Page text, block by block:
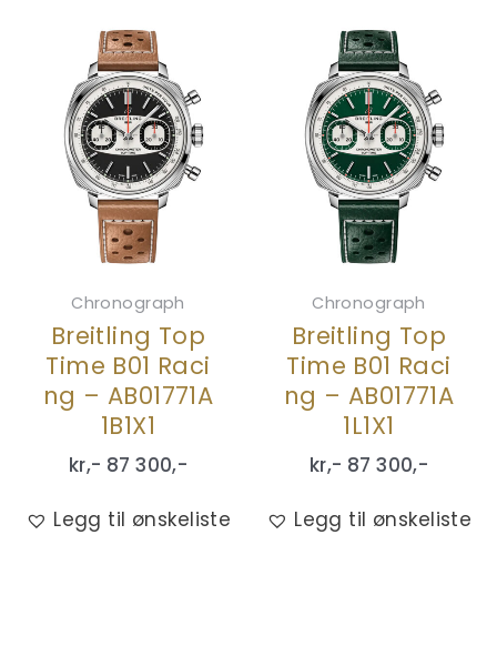
Chronograph
Breitling Top
Time B01 Raci
ng – AB01771A
1B1X1
kr,- 87 300,-
Legg til ønskeliste
Chronograph
Breitling Top
Time B01 Raci
ng – AB01771A
1L1X1
kr,- 87 300,-
Legg til ønskeliste